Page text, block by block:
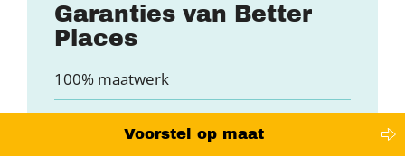
Garanties van Better
Places
100% maatwerk
Lokale expertise
Voorstel op maat